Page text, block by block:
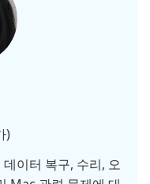
)
이터 복구, 수리, 오